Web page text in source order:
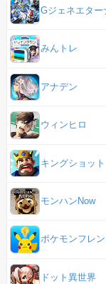
Gジェネエター
みんトレ
アナデン
ウィンヒロ
キングショット
モンハンNow
ポケモンフレ
ドット異世界